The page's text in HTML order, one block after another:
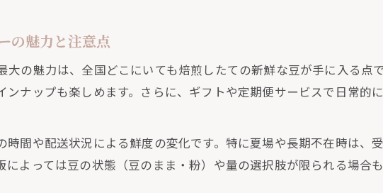
の魅力と注意点
大の魅力は、全国どこにいても焙煎したての新鮮な豆が手に入る点
ンナップも楽しめます。さらに、ギフトや定期便サービスで日常的
時間や配送状況による鮮度の変化です。特に夏場や長期不在時は、
によっては豆の状態（豆のまま・粉）や量の選択肢が限られる場合